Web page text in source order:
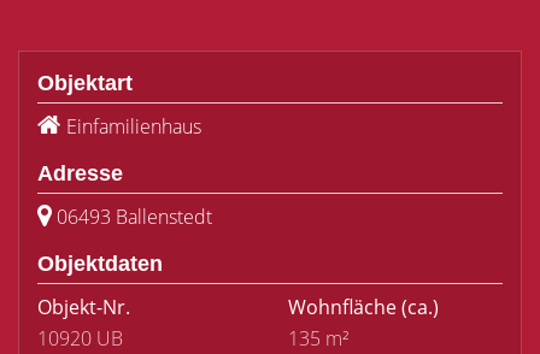
Objektart
Einfamilienhaus
Adresse
06493 Ballenstedt
Objektdaten
Objekt-Nr.
10920 UB
Wohnfläche(ca.)
135 m²